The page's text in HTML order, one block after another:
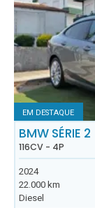
EM DESTAQUE
BMW SÉRIE 2
116CV - 4P
2024
22.000 km
Diesel